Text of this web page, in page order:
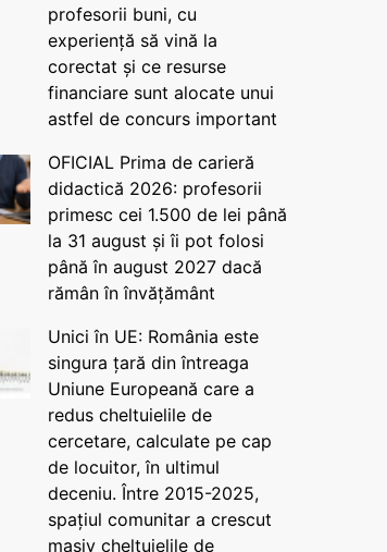
profesorii buni, cu
experiență să vină la
corectat și ce resurse
financiare sunt alocate unui
astfel de concurs important
OFICIAL Prima de carieră
didactică 2026: profesorii
primesc cei 1.500 de lei până
la 31 august și îi pot folosi
până în august 2027 dacă
rămân în învățământ
Unici în UE: România este
singura țară din întreaga
Uniune Europeană care a
redus cheltuielile de
cercetare, calculate pe cap
de locuitor, în ultimul
deceniu. Între 2015-2025,
spațiul comunitar a crescut
masiv cheltuielile de